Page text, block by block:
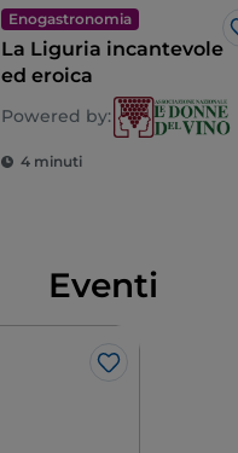
Enogastronomia
La Liguria incantevole
ed eroica
Powered by:
4 minuti
Eventi
Like